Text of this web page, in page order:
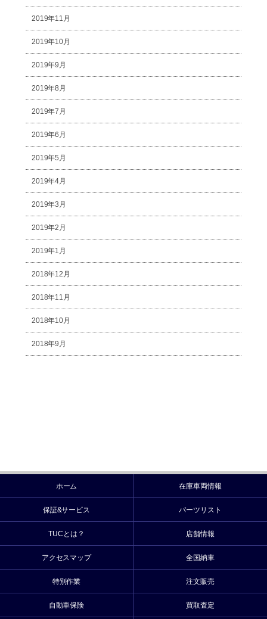
2019年11月
2019年10月
2019年9月
2019年8月
2019年7月
2019年6月
2019年5月
2019年4月
2019年3月
2019年2月
2019年1月
2018年12月
2018年11月
2018年10月
2018年9月
ホーム 在庫車両情報
保証&サービス パーツリスト
TUCとは？ 店舗情報
アクセスマップ 全国納車
特別作業 注文販売
自動車保険 買取査定